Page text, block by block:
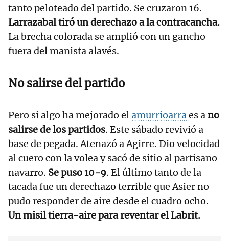
tanto peloteado del partido. Se cruzaron 16.
Larrazabal tiró un derechazo a la contracancha.
La brecha colorada se amplió con un gancho
fuera del manista alavés.
No salirse del partido
Pero si algo ha mejorado elamurrioarraes ano
salirse de los partidos. Este sábado revivió a
base de pegada. Atenazó a Agirre. Dio velocidad
al cuero con la volea y sacó de sitio al partisano
navarro. Se puso 10-9. El último tanto de la
tacada fue un derechazo terrible que Asier no
pudo responder de aire desde el cuadro ocho.
Un misil tierra-aire para reventar el Labrit.